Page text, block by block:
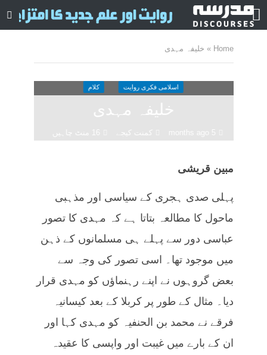
Home
» خلیفہ مہدی
اسلامی فکری روایت کلام
خلیفہ مہدی
5 months ago کمنت کیجے 16 منٹ چاہیں
مبین قریشی
پہلی صدی ہجری کے سیاسی اور مذہبی
ماحول کا مطالعہ بتاتا ہے کہ مہدی کا تصور
عباسی دور سے پہلے ہی مسلمانوں کے ذہن
میں موجود تھا۔ اسی تصور کی وجہ سے
بعض گروہوں نے اپنے رہنماؤں کو مہدی قرار
دیا۔ مثال کے طور پر کربلا کے بعد کیسانیہ
فرقے نے محمد بن الحنفیہ کو مہدی کہا اور
ان کے بارے میں غیبت اور واپسی کا عقیدہ